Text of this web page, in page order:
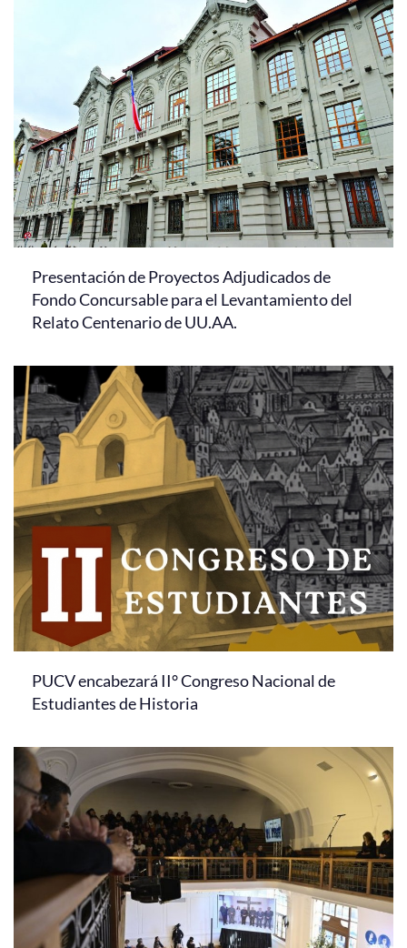
Presentación de Proyectos Adjudicados de
Fondo Concursable para el Levantamiento del
Relato Centenario de UU.AA.
PUCV encabezará II° Congreso Nacional de
Estudiantes de Historia